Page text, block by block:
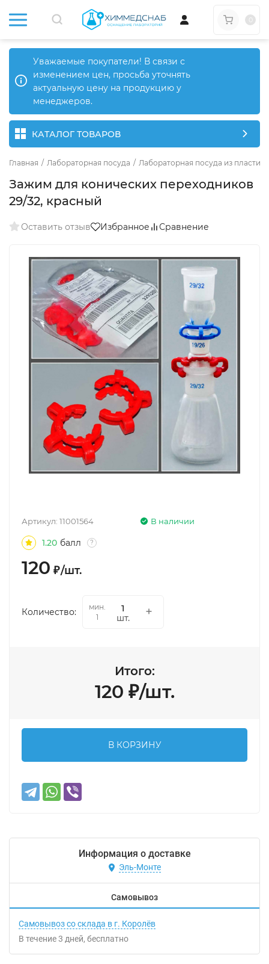
Уважаемые покупатели! В связи с
изменением цен, просьба уточнять
актуальную цену на продукцию у
менеджеров.
КАТАЛОГ ТОВАРОВ
Главная / Лабораторная посуда / Лабораторная посуда из пластика
Зажим для конических переходников
29/32, красный
Оставить отзыв Избранное Сравнение
В наличии
Артикул: 11001564
1.20 балл ?
120 ₽/шт.
Количество:
мин.
1
шт.
Итого:
120 ₽/шт.
В КОРЗИНУ
Информация о доставке
Эль-Монте
Самовывоз
Самовывоз со склада в г. Королёв
В течение3 дней Бесплатно